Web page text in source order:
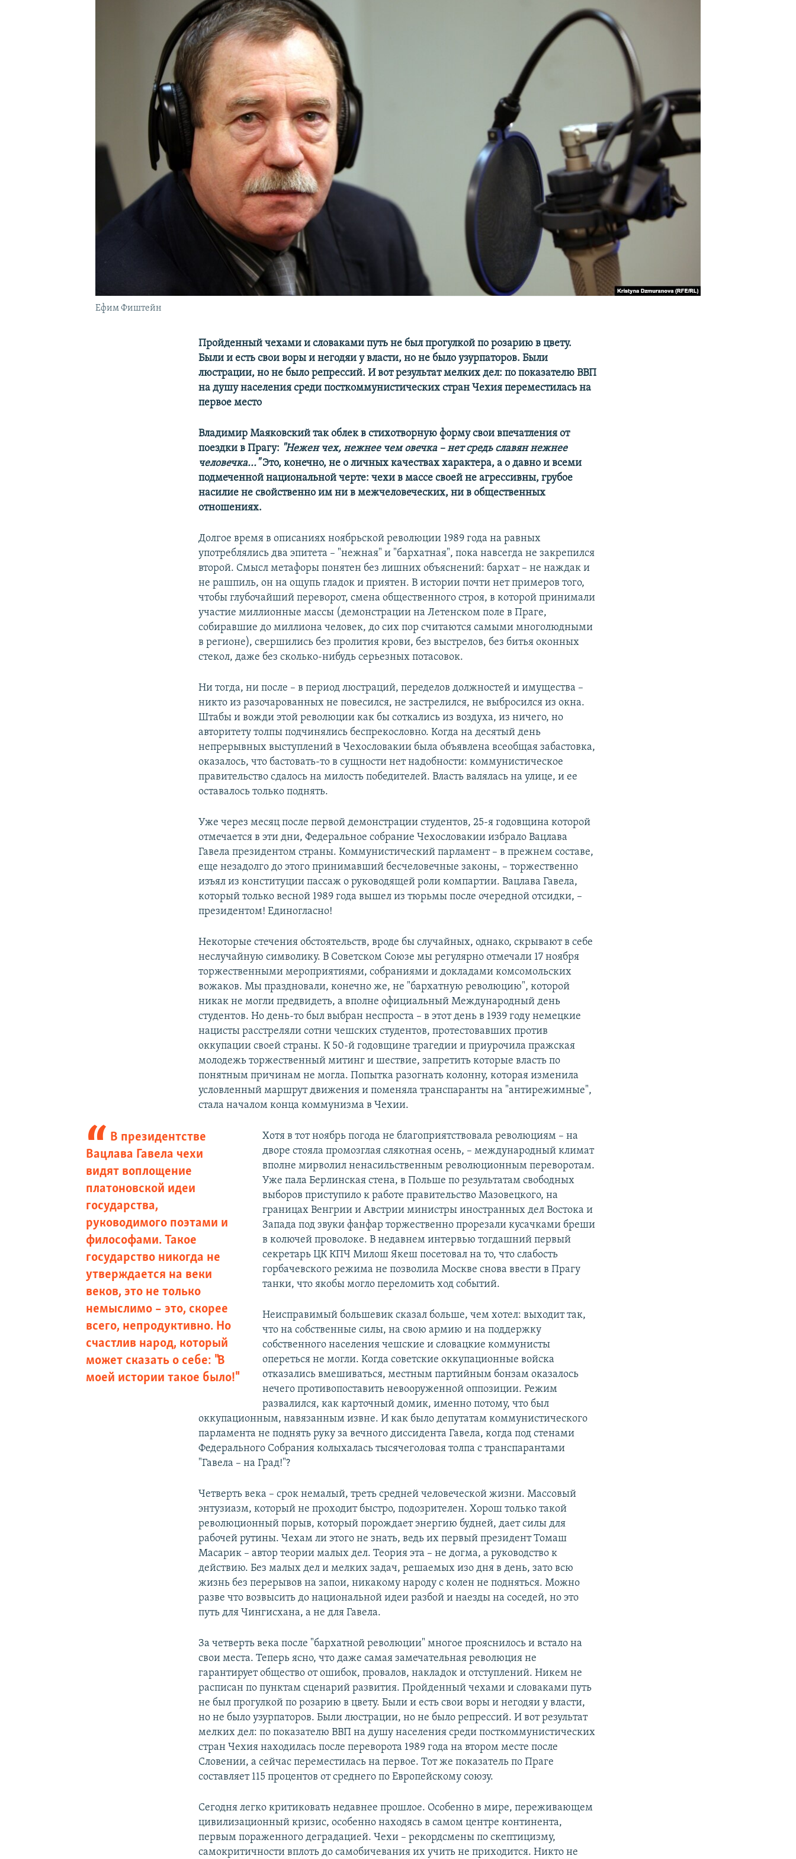
Ефим Фиштейн
Пройденный чехами и словаками путь не был прогулкой по розарию в цвету.
Были и есть свои воры и негодяи у власти, но не было узурпаторов. Были
люстрации, но не было репрессий. И вот результат мелких дел: по показателю ВВП
на душу населения среди посткоммунистических стран Чехия переместилась на
первое место
Владимир Маяковский так облек в стихотворную форму свои впечатления от
поездки в Прагу: "Нежен чех, нежнее чем овечка – нет средь славян нежнее
человечка..."Это, конечно, не о личных качествах характера, а о давно и всеми
подмеченной национальной черте: чехи в массе своей не агрессивны, грубое
насилие не свойственно им ни в межчеловеческих, ни в общественных
отношениях.
Долгое время в описаниях ноябрьской революции 1989 года на равных
употреблялись два эпитета – "нежная" и "бархатная", пока навсегда не закрепился
второй. Смысл метафоры понятен без лишних объяснений: бархат – не наждак и
не рашпиль, он на ощупь гладок и приятен. В истории почти нет примеров того,
чтобы глубочайший переворот, смена общественного строя, в которой принимали
участие миллионные массы (демонстрации на Летенском поле в Праге,
собиравшие до миллиона человек, до сих пор считаются самыми многолюдными
в регионе), свершились без пролития крови, без выстрелов, без битья оконных
стекол, даже без сколько-нибудь серьезных потасовок.
Ни тогда, ни после – в период люстраций, переделов должностей и имущества –
никто из разочарованных не повесился, не застрелился, не выбросился из окна.
Штабы и вожди этой революции как бы соткались из воздуха, из ничего, но
авторитету толпы подчинялись беспрекословно. Когда на десятый день
непрерывных выступлений в Чехословакии была объявлена всеобщая забастовка,
оказалось, что бастовать-то в сущности нет надобности: коммунистическое
правительство сдалось на милость победителей. Власть валялась на улице, и ее
оставалось только поднять.
Уже через месяц после первой демонстрации студентов, 25-я годовщина которой
отмечается в эти дни, Федеральное собрание Чехословакии избрало Вацлава
Гавела президентом страны. Коммунистический парламент – в прежнем составе,
еще незадолго до этого принимавший бесчеловечные законы, – торжественно
изъял из конституции пассаж о руководящей роли компартии. Вацлава Гавела,
который только весной 1989 года вышел из тюрьмы после очередной отсидки, –
президентом! Единогласно!
Некоторые стечения обстоятельств, вроде бы случайных, однако, скрывают в себе
неслучайную символику. В Советском Союзе мы регулярно отмечали 17 ноября
торжественными мероприятиями, собраниями и докладами комсомольских
вожаков. Мы праздновали, конечно же, не "бархатную революцию", которой
никак не могли предвидеть, а вполне официальный Международный день
студентов. Но день-то был выбран неспроста – в этот день в 1939 году немецкие
нацисты расстреляли сотни чешских студентов, протестовавших против
оккупации своей страны. К 50-й годовщине трагедии и приурочила пражская
молодежь торжественный митинг и шествие, запретить которые власть по
понятным причинам не могла. Попытка разогнать колонну, которая изменила
условленный маршрут движения и поменяла транспаранты на "антирежимные",
стала началом конца коммунизма в Чехии.
В президентстве
Вацлава Гавела чехи
видят воплощение
платоновской идеи
государства,
руководимого поэтами и
философами. Такое
государство никогда не
утверждается на веки
веков, это не только
немыслимо – это, скорее
всего, непродуктивно. Но
счастлив народ, который
может сказать о себе: "В
моей истории такое было!"
Хотя в тот ноябрь погода не благоприятствовала революциям – на
дворе стояла промозглая слякотная осень, – международный климат
вполне мирволил ненасильственным революционным переворотам.
Уже пала Берлинская стена, в Польше по результатам свободных
выборов приступило к работе правительство Мазовецкого, на
границах Венгрии и Австрии министры иностранных дел Востока и
Запада под звуки фанфар торжественно прорезали кусачками бреши
в колючей проволоке. В недавнем интервью тогдашний первый
секретарь ЦК КПЧ Милош Якеш посетовал на то, что слабость
горбачевского режима не позволила Москве снова ввести в Прагу
танки, что якобы могло переломить ход событий.
Неисправимый большевик сказал больше, чем хотел: выходит так,
что на собственные силы, на свою армию и на поддержку
собственного населения чешские и словацкие коммунисты
опереться не могли. Когда советские оккупационные войска
отказались вмешиваться, местным партийным бонзам оказалось
нечего противопоставить невооруженной оппозиции. Режим
развалился, как карточный домик, именно потому, что был
оккупационным, навязанным извне. И как было депутатам коммунистического
парламента не поднять руку за вечного диссидента Гавела, когда под стенами
Федерального Собрания колыхалась тысячеголовая толпа с транспарантами
"Гавела – на Град!"?
Четверть века – срок немалый, треть средней человеческой жизни. Массовый
энтузиазм, который не проходит быстро, подозрителен. Хорош только такой
революционный порыв, который порождает энергию будней, дает силы для
рабочей рутины. Чехам ли этого не знать, ведь их первый президент Томаш
Масарик – автор теории малых дел. Теория эта – не догма, а руководство к
действию. Без малых дел и мелких задач, решаемых изо дня в день, зато всю
жизнь без перерывов на запои, никакому народу с колен не подняться. Можно
разве что возвысить до национальной идеи разбой и наезды на соседей, но это
путь для Чингисхана, а не для Гавела.
За четверть века после "бархатной революции" многое прояснилось и встало на
свои места. Теперь ясно, что даже самая замечательная революция не
гарантирует общество от ошибок, провалов, накладок и отступлений. Никем не
расписан по пунктам сценарий развития. Пройденный чехами и словаками путь
не был прогулкой по розарию в цвету. Были и есть свои воры и негодяи у власти,
но не было узурпаторов. Были люстрации, но не было репрессий. И вот результат
мелких дел: по показателю ВВП на душу населения среди посткоммунистических
стран Чехия находилась после переворота 1989 года на втором месте после
Словении, а сейчас переместилась на первое. Тот же показатель по Праге
составляет 115 процентов от среднего по Европейскому союзу.
Сегодня легко критиковать недавнее прошлое. Особенно в мире, переживающем
цивилизационный кризис, особенно находясь в самом центре континента,
первым пораженного деградацией. Чехи – рекордсмены по скептицизму,
самокритичности вплоть до самобичевания их учить не приходится. Никто не